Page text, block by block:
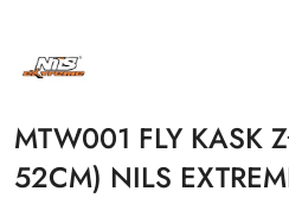
PRODUCENTA:
NILS
MTW001 FLY KASK
52CM) NILS